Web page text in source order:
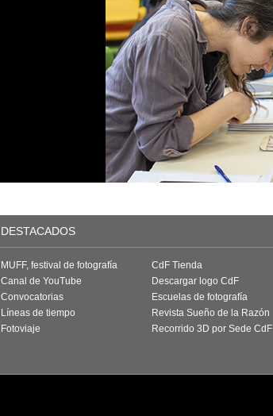
DESTACADOS
MUFF, festival de fotografía
Canal de YouTube
Convocatorias
Líneas de tiempo
Fotoviaje
CdF Tienda
Descargar logo CdF
Escuelas de fotografía
Revista Sueño de la Razón
Recorrido 3D por Sede CdF